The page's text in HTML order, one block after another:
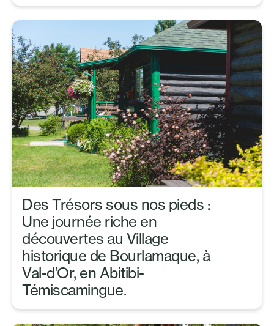
Des Trésors sous nos pieds :
Une journée riche en
découvertes au Village
historique de Bourlamaque, à
Val-d’Or, en Abitibi-
Témiscamingue.